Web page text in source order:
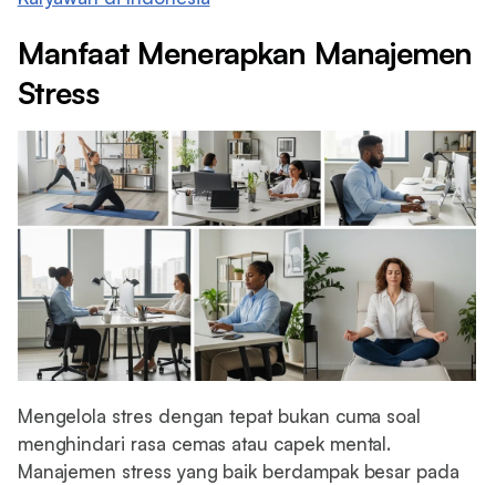
Manfaat Menerapkan Manajemen
Stress
Mengelola stres dengan tepat bukan cuma soal
menghindari rasa cemas atau capek mental.
Manajemen stress yang baik berdampak besar pada